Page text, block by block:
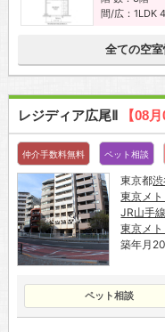
間/広：1LDK
全ての空
レジディア広尾Ⅱ 【08
仲介手数料無料 ペット相談
東京都
東京メ
JR山手線
東京メ
築年月
ペット相談